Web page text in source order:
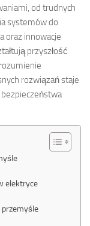
od trudnych
systemów do
oraz innowacje
przyszłość
rozwiązań staje
elektryce
przemyśle